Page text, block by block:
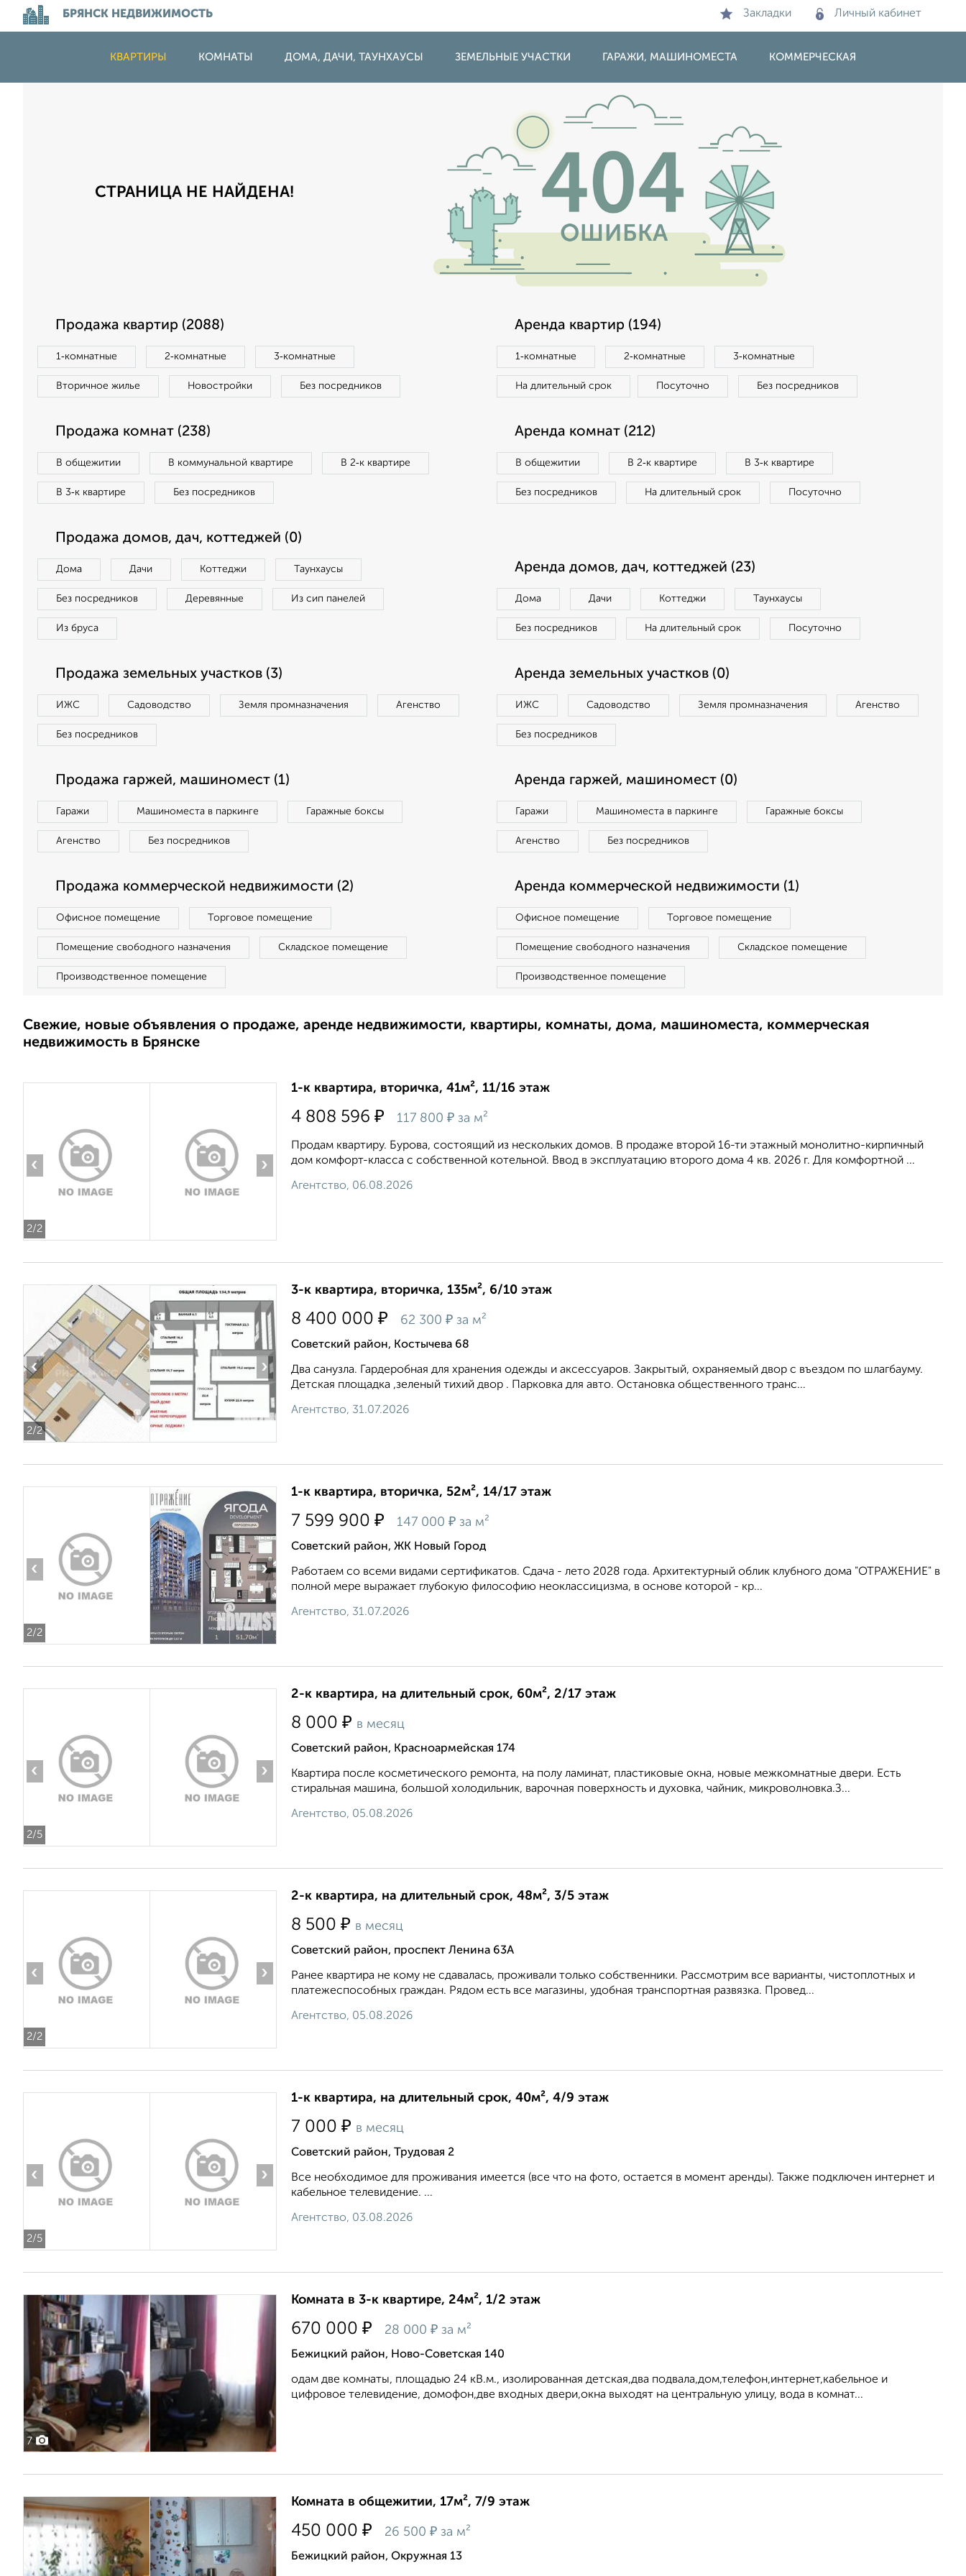
БРЯНСК НЕДВИЖИМОСТЬ Закладки Личный кабинет
КВАРТИРЫ КОМНАТЫ ДОМА, ДАЧИ, ТАУНХАУСЫ ЗЕМЕЛЬНЫЕ УЧАСТКИ ГАРАЖИ, МАШИНОМЕСТА КОММЕРЧЕСКАЯ
СТРАНИЦА НЕ НАЙДЕНА!
Продажа квартир (2088)
1‑комнатные 2‑комнатные 3‑комнатные
Вторичное жилье Новостройки Без посредников
Аренда квартир (194)
1‑комнатные 2‑комнатные 3‑комнатные
На длительный срок Посуточно Без посредников
Продажа комнат (238)
В общежитии В коммунальной квартире В 2‑к квартире
В 3‑к квартире Без посредников
Аренда комнат (212)
В общежитии В 2‑к квартире В 3‑к квартире
Без посредников На длительный срок Посуточно
Продажа домов, дач, коттеджей (0)
Дома Дачи Коттеджи Таунхаусы
Без посредников Деревянные Из сип панелей
Из бруса
Аренда домов, дач, коттеджей (23)
Дома Дачи Коттеджи Таунхаусы
Без посредников На длительный срок Посуточно
Продажа земельных участков (3)
ИЖС Садоводство Земля промназначения Агенство
Без посредников
Аренда земельных участков (0)
ИЖС Садоводство Земля промназначения Агенство
Без посредников
Продажа гаржей, машиномест (1)
Гаражи Машиноместа в паркинге Гаражные боксы
Агенство Без посредников
Аренда гаржей, машиномест (0)
Гаражи Машиноместа в паркинге Гаражные боксы
Агенство Без посредников
Продажа коммерческой недвижимости (2)
Офисное помещение Торговое помещение
Помещение свободного назначения Складское помещение
Производственное помещение
Аренда коммерческой недвижимости (1)
Офисное помещение Торговое помещение
Помещение свободного назначения Складское помещение
Производственное помещение
Свежие, новые объявления о продаже, аренде недвижимости, квартиры, комнаты, дома, машиноместа, коммерческая
недвижимость в Брянске
2/2
‹ ›
1-к квартира, вторичка, 41м², 11/16 этаж
4 808 596 ₽ 117 800 ₽ за м²
Продам квартиру. Бурова, состоящий из нескольких домов. В продаже второй 16-ти этажный монолитно-кирпичный
дом комфорт-класса с собственной котельной. Ввод в эксплуатацию второго дома 4 кв. 2026 г. Для комфортной ...
Агентство, 06.08.2026
2/2
‹ ›
3-к квартира, вторичка, 135м², 6/10 этаж
8 400 000 ₽ 62 300 ₽ за м²
Советский район, Костычева 68
Два санузла. Гардеробная для хранения одежды и аксессуаров. Закрытый, охраняемый двор с въездом по шлагбауму.
Детская площадка ,зеленый тихий двор . Парковка для авто. Остановка общественного транс...
Агентство, 31.07.2026
2/2
‹ ›
1-к квартира, вторичка, 52м², 14/17 этаж
7 599 900 ₽ 147 000 ₽ за м²
Советский район, ЖК Новый Город
Работаем со всеми видами сертификатов. Сдача - лето 2028 года. Архитектурный облик клубного дома "ОТРАЖЕНИЕ" в
полной мере выражает глубокую философию неоклассицизма, в основе которой - кр...
Агентство, 31.07.2026
2/5
‹ ›
2-к квартира, на длительный срок, 60м², 2/17 этаж
8 000 ₽ в месяц
Советский район, Красноармейская 174
Квартира после косметического ремонта, на полу ламинат, пластиковые окна, новые межкомнатные двери. Есть
стиральная машина, большой холодильник, варочная поверхность и духовка, чайник, микроволновка.З...
Агентство, 05.08.2026
2/2
‹ ›
2-к квартира, на длительный срок, 48м², 3/5 этаж
8 500 ₽ в месяц
Советский район, проспект Ленина 63А
Ранее квартира не кому не сдавалась, проживали только собственники. Рассмотрим все варианты, чистоплотных и
платежеспособных граждан. Рядом есть все магазины, удобная транспортная развязка. Провед...
Агентство, 05.08.2026
2/5
‹ ›
1-к квартира, на длительный срок, 40м², 4/9 этаж
7 000 ₽ в месяц
Советский район, Трудовая 2
Все необходимое для проживания имеется (все что на фото, остается в момент аренды). Также подключен интернет и
кабельное телевидение. ...
Агентство, 03.08.2026
7
Комната в 3-к квартире, 24м², 1/2 этаж
670 000 ₽ 28 000 ₽ за м²
Бежицкий район, Ново-Советская 140
одам две комнаты, площадью 24 кВ.м., изолированная детская,два подвала,дом,телефон,интернет,кабельное и
цифровое телевидение, домофон,две входных двери,окна выходят на центральную улицу, вода в комнат...
Комната в общежитии, 17м², 7/9 этаж
450 000 ₽ 26 500 ₽ за м²
Бежицкий район, Окружная 13